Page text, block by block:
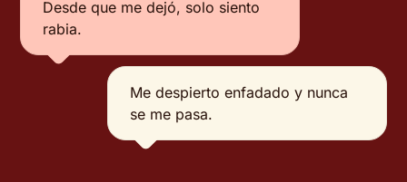
Desde que me dejó, solo siento
rabia.
Me despierto enfadado y nunca
se me pasa.